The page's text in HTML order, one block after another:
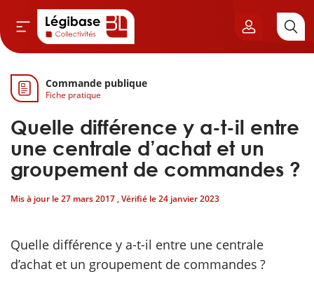
& Cimetières
& Élu local
& Finances locales
Commande publique
Fiche pratique
Quelle différence y a-t-il entre
une centrale d’achat et un
groupement de commandes ?
Mis à jour le27 mars 2017 , Vérifié le24 janvier 2023
Quelle différence y a-t-il entre une centrale
d’achat et un groupement de commandes ?